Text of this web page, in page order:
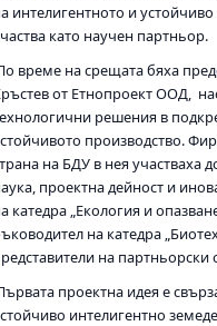
интелигентното и
като научен партньор.
време на срещата бяха
от Етнопроект ООД,
решения в
производство.
на БДУ в нея участваха
проектна дейност и
катедра „Екология и
на катедра
на партньорски
проектна идея е
интелигентно